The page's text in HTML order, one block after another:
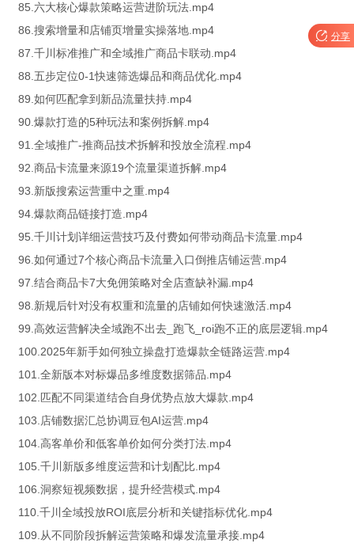
85.六大核心爆款策略运营进阶玩法.mp4
86.搜索增量和店铺页增量实操落地.mp4
87.千川标准推广和全域推广商品卡联动.mp4
88.五步定位0-1快速筛选爆品和商品优化.mp4
89.如何匹配拿到新品流量扶持.mp4
90.爆款打造的5种玩法和案例拆解.mp4
91.全域推广-推商品技术拆解和投放全流程.mp4
92.商品卡流量来源19个流量渠道拆解.mp4
93.新版搜索运营重中之重.mp4
94.爆款商品链接打造.mp4
95.千川计划详细运营技巧及付费如何带动商品卡流量.mp4
96.如何通过7个核心商品卡流量入口倒推店铺运营.mp4
97.结合商品卡7大免佣策略对全店查缺补漏.mp4
98.新规后针对没有权重和流量的店铺如何快速激活.mp4
99.高效运营解决全域跑不出去_跑飞_roi跑不正的底层逻辑.mp4
100.2025年新手如何独立操盘打造爆款全链路运营.mp4
101.全新版本对标爆品多维度数据筛品.mp4
102.匹配不同渠道结合自身优势点放大爆款.mp4
103.店铺数据汇总协调豆包AI运营.mp4
104.高客单价和低客单价如何分类打法.mp4
105.千川新版多维度运营和计划配比.mp4
106.洞察短视频数据，提升经营模式.mp4
110.千川全域投放ROI底层分析和关键指标优化.mp4
109.从不同阶段拆解运营策略和爆发流量承接.mp4
 分享